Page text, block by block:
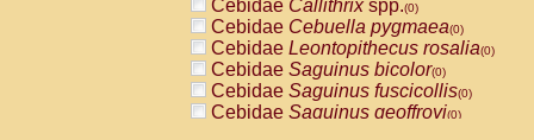
Cebidae Callithrixspp.(0)
Cebidae Cebuella pygmaea(0)
Cebidae Leontopithecus rosalia(0)
Cebidae Saguinus bicolor(0)
Cebidae Saguinus fuscicollis(0)
Cebidae Saguinus geoffroyi(0)